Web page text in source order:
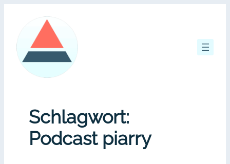
springen
Schlagwort:
Podcast piarry